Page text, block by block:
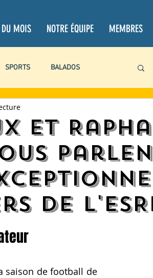
DU MOIS NOTRE ÉQUIPE MEMBRES
SPORTS BALADOS
LOISIRS ACTUALITÉ
et
de
saison de football de